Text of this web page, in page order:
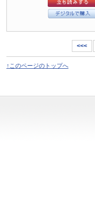
<<<
↑このページのトップへ